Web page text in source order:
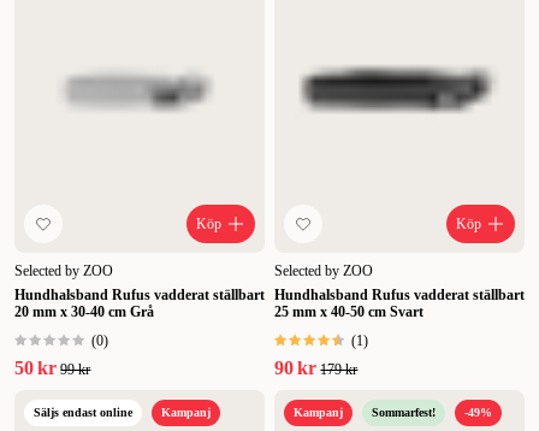
Köp
Selected by ZOO
Hundhalsband Rufus vadderat ställbart
20 mm x 30-40 cm Grå
(0)
50 kr 99 kr
Köp
Selected by ZOO
Hundhalsband Rufus vadderat ställbart
25 mm x 40-50 cm Svart
(1)
90 kr 179 kr
Säljs endast online Kampanj Kampanj Sommarfest! -49%